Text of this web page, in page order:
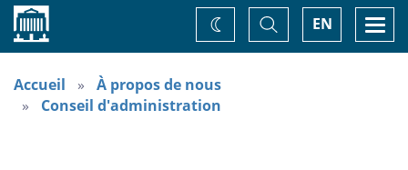
Accueil EN
Basculer
la
recherche
Changez
de
Accueil
À propos de nous
Conseil d'administration